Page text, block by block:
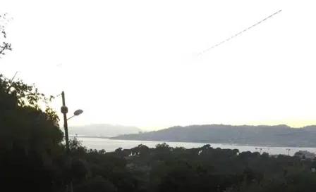
<2 km)
Parcs : OpenStreetMap. Pet sitters à proximité : données Sittsy.
Localisation des cliniques approximative ; confirmez l’adresse et les
Météo et soins pour votre chien à Antibes
Les deux prochaines semaines à Antibes s’annoncent chaudes : 12
jours sur 14 dépasseront 30 °C. Prévoyez les promenades tôt le
matin et en fin de journée.C’est exactement ce qu’un bon
promeneur prend en compte à chaque sortie.
Prévisions sur 14 jours